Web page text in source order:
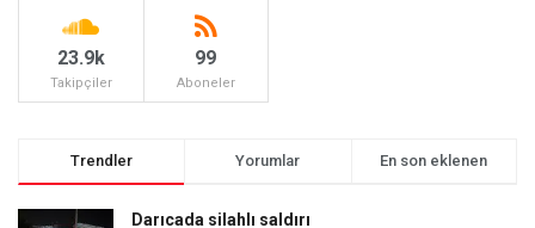
23.9k
Takipçiler
99
Aboneler
Trendler Yorumlar En son eklenen
Darıcada silahlı saldırı